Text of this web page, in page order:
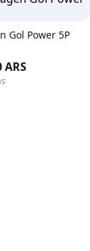
Gol Power 5P
ARS